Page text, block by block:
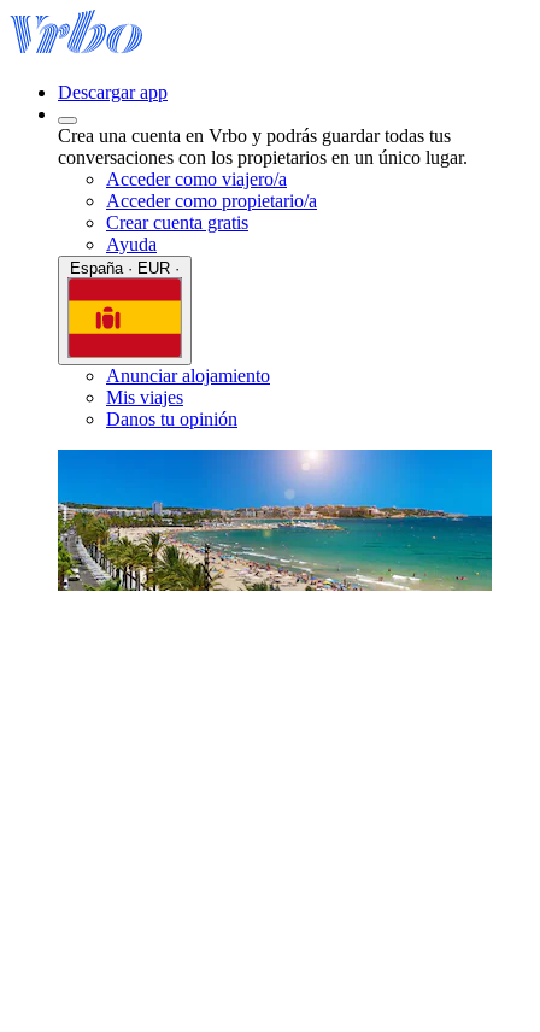
Descargar app
Crea una cuenta en Vrbo y podrás guardar todas tus
conversaciones con los propietarios en un único lugar.
Acceder como viajero/a
Acceder como propietario/a
Crear cuenta gratis
Ayuda
Anunciar alojamiento
Mis viajes
Danos tu opinión